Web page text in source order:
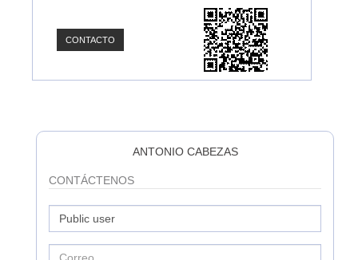
CONTACTO
ANTONIO CABEZAS
CONTÁCTENOS